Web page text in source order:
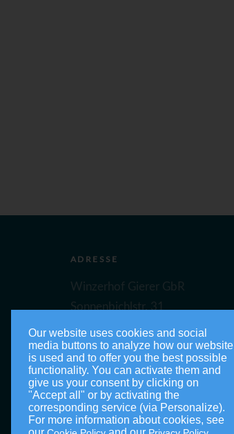
ADRESSE
Winzerhof Gierer GbR
Sonnenbichlstr. 31
88149 Nonnenhorn
Our website uses cookies and social
media buttons to analyze how our website
is used and to offer you the best possible
functionality. You can activate them and
give us your consent by clicking on
"Accept all" or by activating the
corresponding service (via Personalize).
For more information about cookies, see